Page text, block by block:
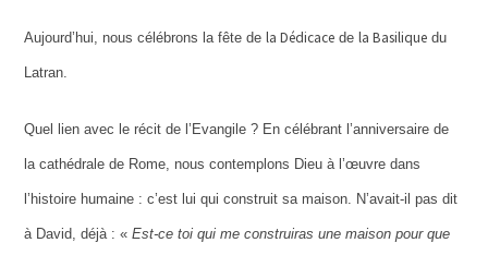
Aujourd’hui, nous célébrons la fête dela Dédicace dela Basilique du
Latran.
Quel lien avec le récit de l’Evangile ? En célébrant l’anniversaire de
la cathédrale de Rome, nous contemplons Dieu à l’œuvre dans
l’histoire humaine : c’est lui qui construit sa maison. N’avait-il pas dit
à David, déjà : «Est-ce toi qui me construiras une maison pour que